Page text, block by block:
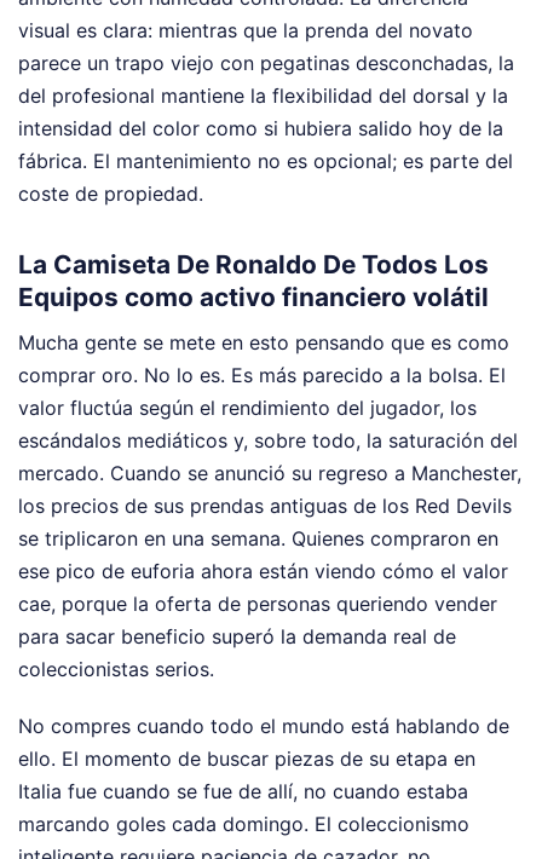
visual es clara: mientras que la prenda del novato
parece un trapo viejo con pegatinas desconchadas, la
del profesional mantiene la flexibilidad del dorsal y la
intensidad del color como si hubiera salido hoy de la
fábrica. El mantenimiento no es opcional; es parte del
coste de propiedad.
La Camiseta De Ronaldo De Todos Los
Equipos como activo financiero volátil
Mucha gente se mete en esto pensando que es como
comprar oro. No lo es. Es más parecido a la bolsa. El
valor fluctúa según el rendimiento del jugador, los
escándalos mediáticos y, sobre todo, la saturación del
mercado. Cuando se anunció su regreso a Manchester,
los precios de sus prendas antiguas de los Red Devils
se triplicaron en una semana. Quienes compraron en
ese pico de euforia ahora están viendo cómo el valor
cae, porque la oferta de personas queriendo vender
para sacar beneficio superó la demanda real de
coleccionistas serios.
No compres cuando todo el mundo está hablando de
ello. El momento de buscar piezas de su etapa en
Italia fue cuando se fue de allí, no cuando estaba
marcando goles cada domingo. El coleccionismo